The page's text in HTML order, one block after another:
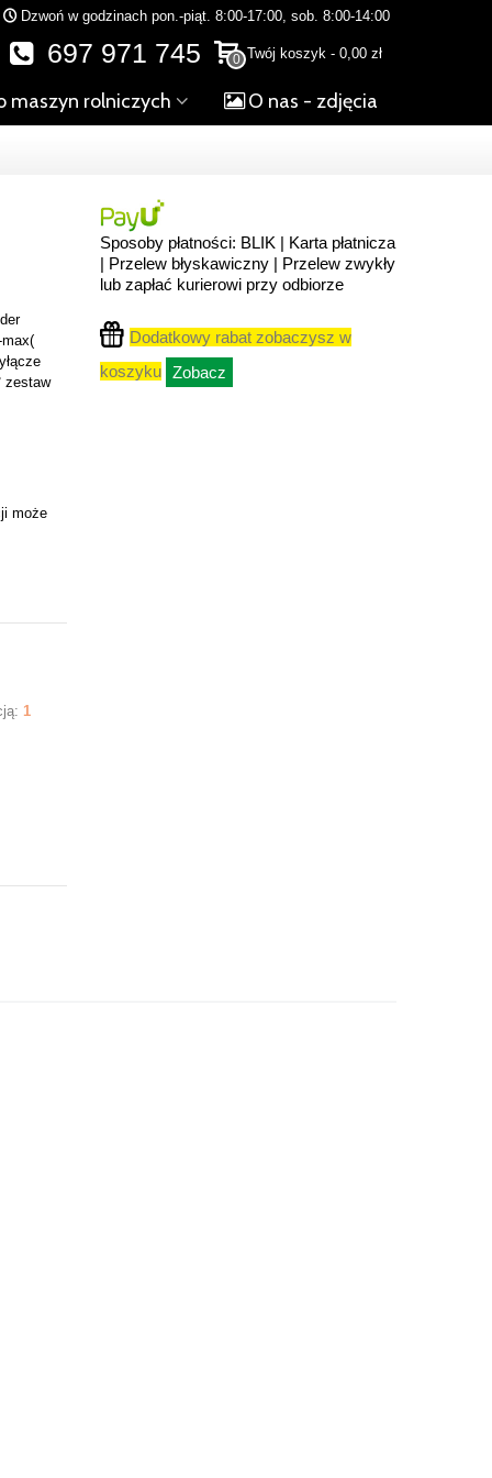
Dzwoń w godzinach pon.-piąt. 8:00-17:00, sob. 8:00-14:00
0 Twój koszyk - 0,00 zł
697 971 745
maszyn rolniczych O nas - zdjęcia
zestaw
może
1
Sposoby płatności: BLIK | Karta płatnicza
| Przelew błyskawiczny | Przelew zwykły
lub zapłać kurierowi przy odbiorze
Dodatkowy rabat zobaczysz w
koszyku Zobacz